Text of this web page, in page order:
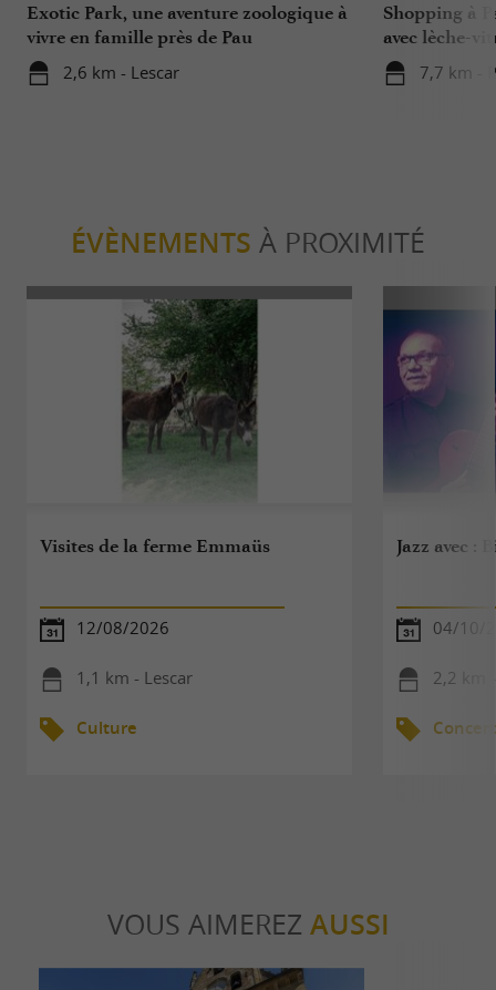
Exotic Park, une aventure zoologique à
vivre en famille près de Pau
2,6 km - Lescar
Shopping à
avec lèche-
7,7 km -
ÉVÈNEMENTS À PROXIMITÉ
Visites de la ferme Emmaüs
12/08/2026
1,1 km - Lescar
Culture
Jazz avec :
04/10/
2,2 km
VOUS AIMEREZ AUSSI